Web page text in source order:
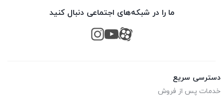
ما را در شبکه‌های اجتماعی دنبال کنید
دسترسی سریع
خدمات پس از فروش